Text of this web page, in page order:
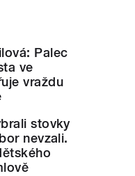
Palec
ve
vraždu
stovky
nevzali.